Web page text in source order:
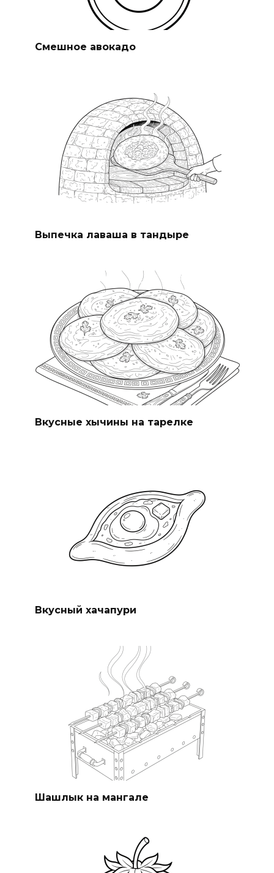
Смешное авокадо
Выпечка лаваша в тандыре
Вкусные хычины на тарелке
Вкусный хачапури
Шашлык на мангале